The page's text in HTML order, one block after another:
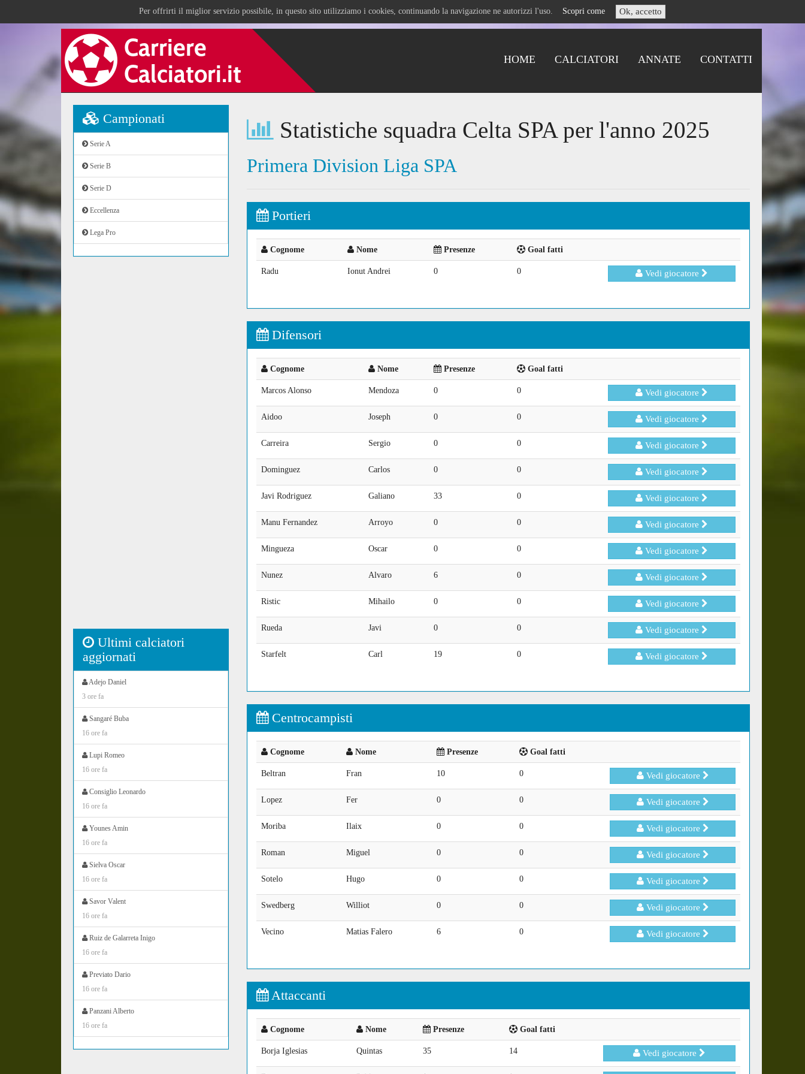
Per offrirti il miglior servizio possibile, in questo sito utilizziamo i cookies, continuando la navigazione ne autorizzi l'uso. Scopri come Ok, accetto
HOME CALCIATORI ANNATE CONTATTI
Campionati
Serie A
Serie B
Serie D
Eccellenza
Lega Pro
Ultimi calciatori
aggiornati
Adejo Daniel
3 ore fa
Sangaré Buba
16 ore fa
Lupi Romeo
16 ore fa
Consiglio Leonardo
16 ore fa
Younes Amin
16 ore fa
Sielva Oscar
16 ore fa
Savor Valent
16 ore fa
Ruiz de Galarreta Inigo
16 ore fa
Previato Dario
16 ore fa
Panzani Alberto
16 ore fa
Statistiche squadra Celta SPA per l'anno 2025
Primera Division Liga SPA
Portieri
Cognome Nome Presenze Goal fatti
Radu Ionut Andrei 0 0 Vedi giocatore
Difensori
Cognome Nome Presenze Goal fatti
Marcos Alonso Mendoza 0 0 Vedi giocatore
Aidoo Joseph 0 0 Vedi giocatore
Carreira Sergio 0 0 Vedi giocatore
Dominguez Carlos 0 0 Vedi giocatore
Javi Rodriguez Galiano 33 0 Vedi giocatore
Manu Fernandez Arroyo 0 0 Vedi giocatore
Mingueza Oscar 0 0 Vedi giocatore
Nunez Alvaro 6 0 Vedi giocatore
Ristic Mihailo 0 0 Vedi giocatore
Rueda Javi 0 0 Vedi giocatore
Starfelt Carl 19 0 Vedi giocatore
Centrocampisti
Cognome Nome Presenze Goal fatti
Beltran Fran 10 0 Vedi giocatore
Lopez Fer 0 0 Vedi giocatore
Moriba Ilaix 0 0 Vedi giocatore
Roman Miguel 0 0 Vedi giocatore
Sotelo Hugo 0 0 Vedi giocatore
Swedberg Williot 0 0 Vedi giocatore
Vecino Matias Falero 6 0 Vedi giocatore
Attaccanti
Cognome Nome Presenze Goal fatti
Borja Iglesias Quintas 35 14 Vedi giocatore